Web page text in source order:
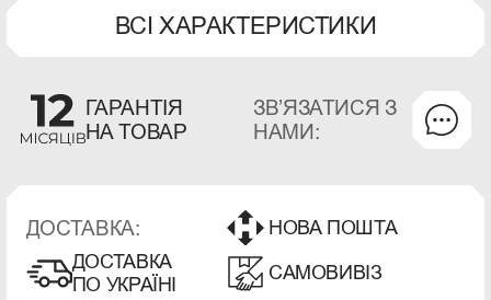
ВСІ ХАРАКТЕРИСТИКИ
ГАРАНТІЯ
НА ТОВАР
ЗВʼЯЗАТИСЯ З
НАМИ:
ДОСТАВКА:
НОВА ПОШТА
ДОСТАВКА
ПО УКРАЇНІ
САМОВИВІЗ